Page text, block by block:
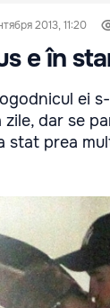
2013, 11:20
e în
ei
dar se
stat prea